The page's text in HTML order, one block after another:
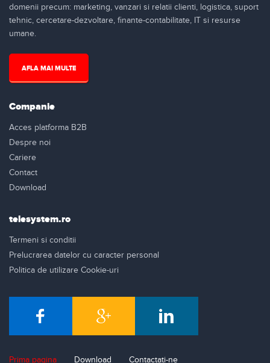
domenii precum: marketing, vanzari si relatii clienti, logistica, suport
tehnic, cercetare-dezvoltare, finante-contabilitate, IT si resurse
umane.
AFLA MAI MULTE
Companie
Acces platforma B2B
Despre noi
Cariere
Contact
Download
telesystem.ro
Termeni si conditii
Prelucrarea datelor cu caracter personal
Politica de utilizare Cookie-uri
Prima pagina Download Contactati-ne